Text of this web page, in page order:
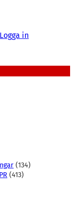
Logga in
(134)
(413)